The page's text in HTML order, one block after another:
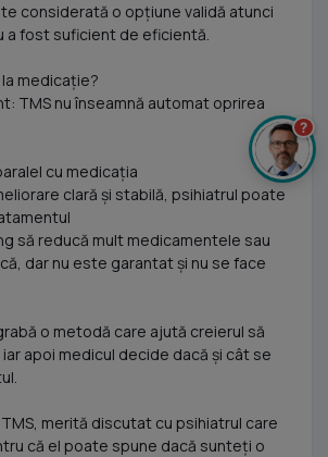
considerată o opțiune validă atunci
a fost suficient de eficientă.
medicație?
TMS nu înseamnă automat oprirea
cu medicația
clară și stabilă, psihiatrul poate
să reducă mult medicamentele sau
dar nu este garantat și nu se face
o metodă care ajută creierul să
iar apoi medicul decide dacă și cât se
merită discutat cu psihiatrul care
că el poate spune dacă sunteți o
?